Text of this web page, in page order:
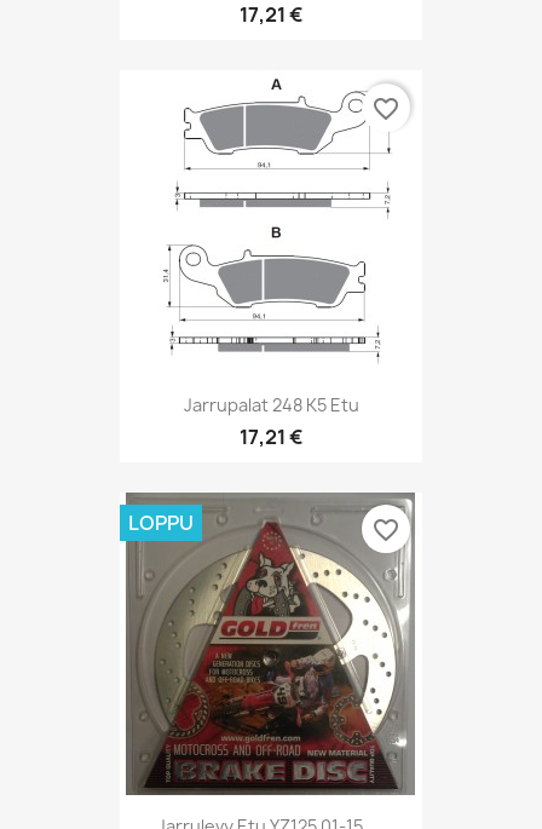
17,21 €
Jarrupalat 248 K5 Etu
17,21 €
favorite_border
LOPPU favorite_border